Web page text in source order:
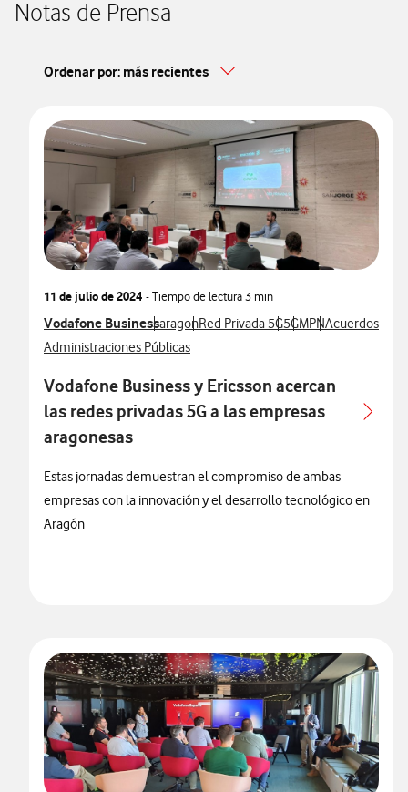
Notas de Prensa
Ordenar por: más recientes
11 de julio de 2024 - Tiempo de lectura3 min
Ver más notas de prensa relacionados con
Vodafone BusinessVer más notas de prensa relacionados con
aragonVer más notas de prensa
Red Privada 5GVer más notas de
5GVer más notas de
MPNVer más
Acuerdos
Ver más notas de prensa relacionados con
Administraciones Públicas
Vodafone Business y Ericsson acercan
las redes privadas 5G a las empresas
aragonesas
Estas jornadas demuestran el compromiso de ambas
empresas con la innovación y el desarrollo tecnológico en
Aragón